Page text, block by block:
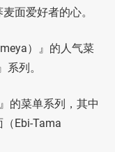
面爱好者的心。
）』的人气菜
列。
的菜单系列，其中
Ebi-Tama